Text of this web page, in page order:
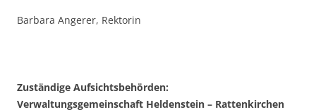
Barbara Angerer, Rektorin
Zuständige Aufsichtsbehörden:
Verwaltungsgemeinschaft Heldenstein – Rattenkirchen